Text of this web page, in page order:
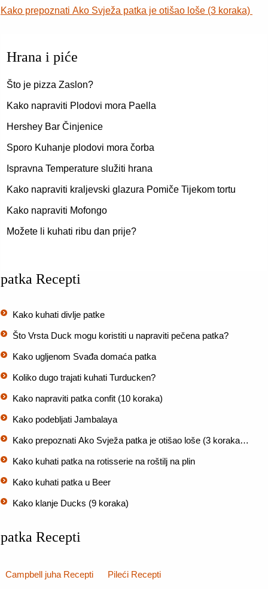
Kako prepoznati Ako Svježa patka je otišao loše (3 koraka)
Hrana i piće
Što je pizza Zaslon?
Kako napraviti Plodovi mora Paella
Hershey Bar Činjenice
Sporo Kuhanje plodovi mora čorba
Ispravna Temperature služiti hrana
Kako napraviti kraljevski glazura Pomiče Tijekom tortu
Kako napraviti Mofongo
Možete li kuhati ribu dan prije?
patka Recepti
Kako kuhati divlje patke
Što Vrsta Duck mogu koristiti u napraviti pečena patka?
Kako ugljenom Svađa domaća patka
Koliko dugo trajati kuhati Turducken?
Kako napraviti patka confit (10 koraka)
Kako podebljati Jambalaya
Kako prepoznati Ako Svježa patka je otišao loše (3 koraka…
Kako kuhati patka na rotisserie na roštilj na plin
Kako kuhati patka u Beer
Kako klanje Ducks (9 koraka)
patka Recepti
Campbell juha Recepti Pileći Recepti